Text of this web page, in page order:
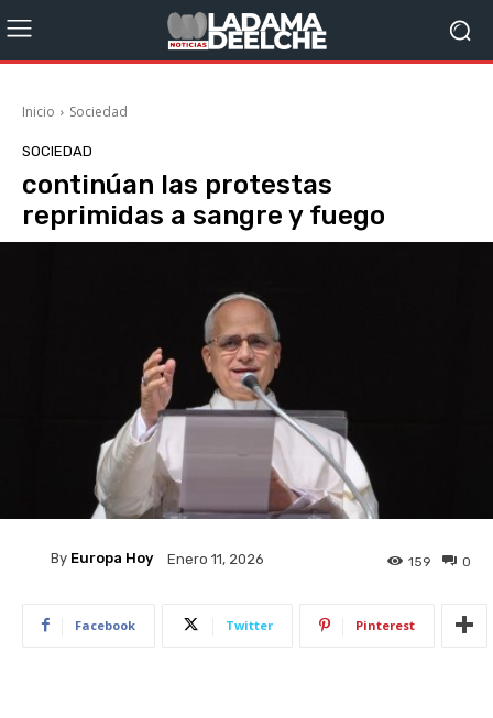
Inicio Sociedad
SOCIEDAD
continúan las protestas
reprimidas a sangre y fuego
By Europa Hoy Enero 11, 2026 0
159
Facebook Twitter Pinterest